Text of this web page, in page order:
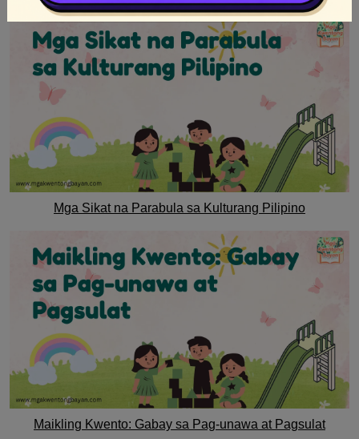
Mga Sikat na Parabula sa Kulturang Pilipino
Maikling Kwento: Gabay sa Pag-unawa at Pagsulat